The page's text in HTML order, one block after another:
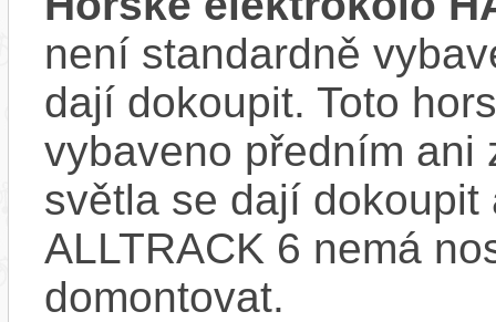
není standardně
dají dokoupit. Toto
vybaveno předním ani
světla se dají
ALLTRACK 6 nemá
domontovat.